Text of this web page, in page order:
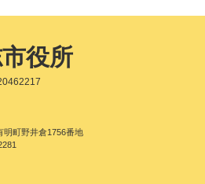
役所
町野井倉1756番地